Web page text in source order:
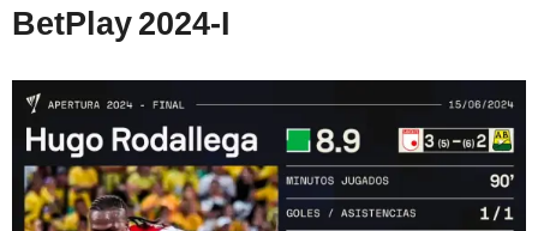
BetPlay 2024-I